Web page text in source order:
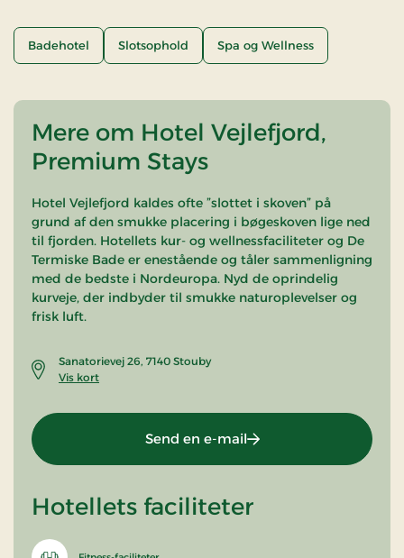
Badehotel Slotsophold Spa og Wellness
Mere om Hotel Vejlefjord,
Premium Stays
Hotel Vejlefjord kaldes ofte ”slottet i skoven” på
grund af den smukke placering i bøgeskoven lige ned
til fjorden. Hotellets kur- og wellnessfaciliteter og De
Termiske Bade er enestående og tåler sammenligning
med de bedste i Nordeuropa. Nyd de oprindelig
kurveje, der indbyder til smukke naturoplevelser og
frisk luft.
Sanatorievej 26, 7140 Stouby
Vis kort
Send en e-mail
Hotellets faciliteter